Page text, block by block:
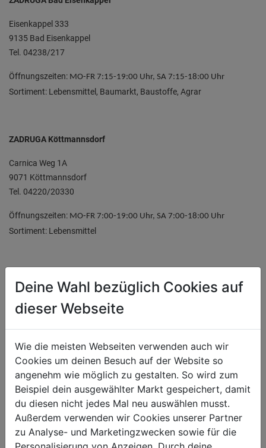
Eisenkappel 333
9135 Bad Eisenkappel
Tel. 04238/217
Öffnungszeiten: MO-FR 7:15-19:00 Uhr, SA 7:15-18:00 Uhr
Sortiment: Lebensmittel, Baumarkt, Baustoffe, Agrar
ZADRUGA Köttmannsdorf
Carnica Weg 1A
9071 Köttmannsdorf
Tel. 04220/20330
Öffnungszeiten: MO-FR 7:00-19:00 Uhr, SA 7:00-18:00 Uhr
Sortiment: Lebensmittel
Bahnstraße 57
9141 Eberndorf
Tel. 04236/2557
MO-FR 7:30-18:00 Uhr, SA 7:30-13:00 Uhr
ZADRUGA Café: MO-FR 06:30-20:30 Uhr
Sortiment: Baumarkt, Baustoffe, Agrar, Getränke
Deine Wahl bezüglich Cookies auf
dieser Webseite
Wie die meisten Webseiten verwenden auch wir
Cookies um deinen Besuch auf der Website so
angenehm wie möglich zu gestalten. So wird zum
Beispiel dein ausgewählter Markt gespeichert, damit
du diesen nicht jedes Mal neu auswählen musst.
Außerdem verwenden wir Cookies unserer Partner
zu Analyse- und Marketingzwecken sowie für die